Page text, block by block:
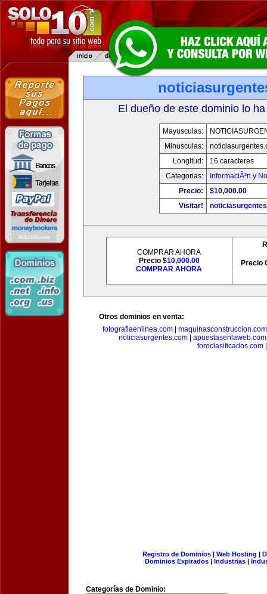
El dueño de este dominio lo
Mayusculas:
Minusculas:
Longitud:
16 caracteres
Categorias:
InformaciÃ³n y
Precio:
$10,000.00
Visitar!
COMPRAR AHORA
Precio $10,000.00
COMPRAR AHORA
Precio
Otros dominios en venta:
fotografiaenlinea.com
maquinasconstruccion.com
noticiasurgentes.com| apuestasenlaweb.com
foroclasificados.com|
Registro de Dominios| Web Hosting |
Dominios Expirados | Industrias |
Categorías de Dominio: